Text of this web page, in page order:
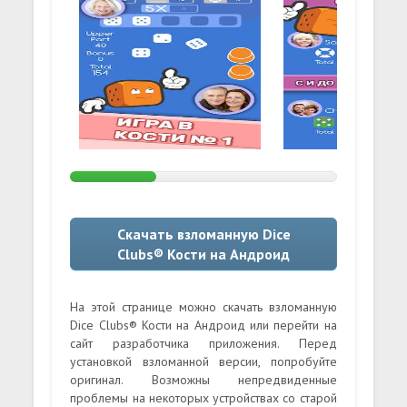
Скачать взломанную Dice
Clubs® Кости на Андроид
На этой странице можно скачать взломанную
Dice Clubs® Кости на Андроид или перейти на
сайт разработчика приложения. Перед
установкой взломанной версии, попробуйте
оригинал. Возможны непредвиденные
проблемы на некоторых устройствах со старой